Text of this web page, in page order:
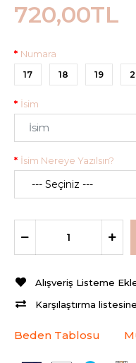
720,00TL
Numara
17 18 19
İsim
İsim Nereye Yazılsın?
Alışveriş Listeme
Karşılaştırma
Beden Tablosu